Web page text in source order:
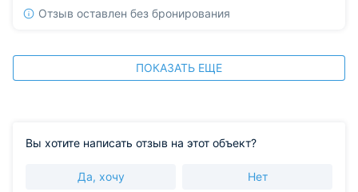
Отзыв оставлен без бронирования
ПОКАЗАТЬ ЕЩЕ
Вы хотите написать отзыв на этот объект?
Да, хочу Нет